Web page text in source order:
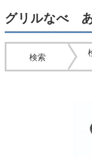
グリルなべ
検索